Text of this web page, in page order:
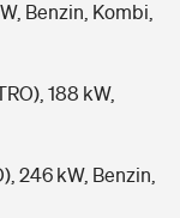
Benzin, Kombi,
188 kW,
246 kW, Benzin,